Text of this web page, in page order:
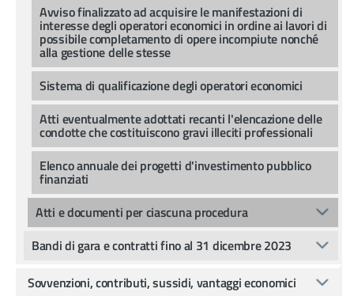
Avviso finalizzato ad acquisire le manifestazioni di
interesse degli operatori economici in ordine ai lavori di
possibile completamento di opere incompiute nonché
alla gestione delle stesse
Sistema di qualificazione degli operatori economici
Atti eventualmente adottati recanti l'elencazione delle
condotte che costituiscono gravi illeciti professionali
Elenco annuale dei progetti d'investimento pubblico
finanziati
Atti e documenti per ciascuna procedura
Bandi di gara e contratti fino al 31 dicembre 2023
Sovvenzioni, contributi, sussidi, vantaggi economici